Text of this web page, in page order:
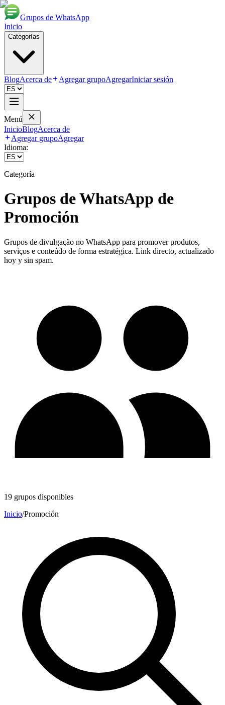
Grupos de WhatsApp
Inicio
Categorías
BlogAcerca de Agregar grupoAgregarIniciar sesión
Menú
InicioBlogAcerca de
Agregar grupoAgregar
Idioma:
Categoría
Grupos de WhatsApp de
Promoción
Grupos de divulgação no WhatsApp para promover produtos,
serviços e conteúdo de forma estratégica. Link directo, actualizado
hoy y sin spam.
19 grupos disponibles
Inicio/Promoción